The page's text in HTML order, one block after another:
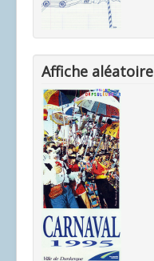
Affiche aléatoire